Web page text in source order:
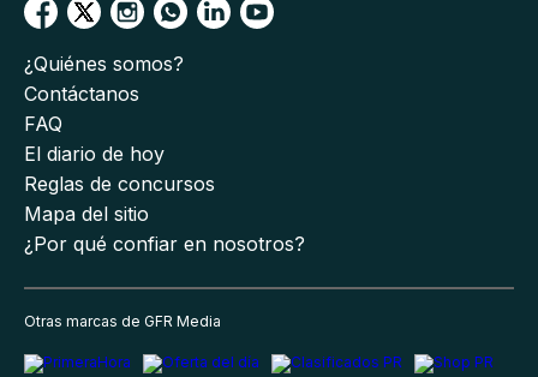
¿Quiénes somos?
Contáctanos
FAQ
El diario de hoy
Reglas de concursos
Mapa del sitio
¿Por qué confiar en nosotros?
Otras marcas de GFR Media